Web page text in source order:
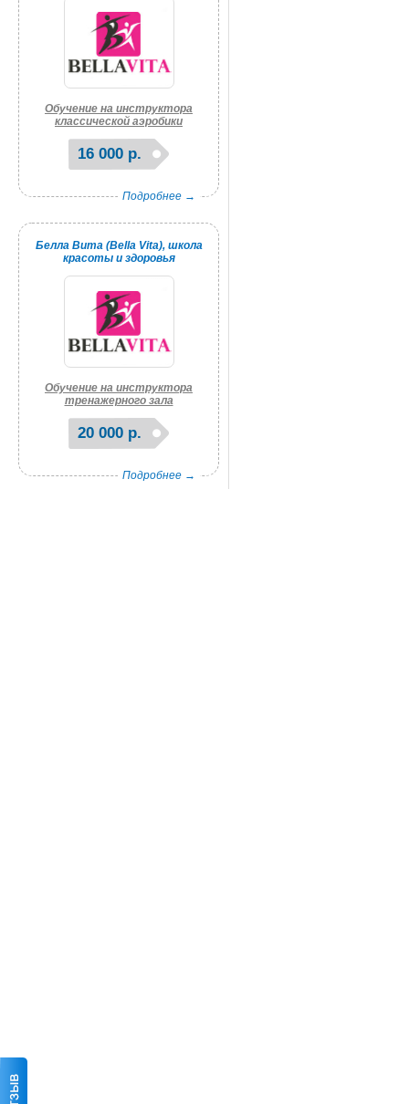
Обучение на инструктора
классической аэробики
16 000 р.
Подробнее →
Белла Вита (Bella Vita), школа
красоты и здоровья
Обучение на инструктора
тренажерного зала
20 000 р.
Подробнее →